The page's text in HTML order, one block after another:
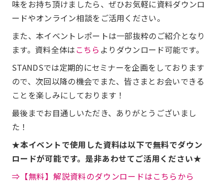
味をお持ち頂けましたら、ぜひお気軽に資料ダウンロ
ードやオンライン相談をご活用ください。
また、本イベントレポートは一部抜粋のご紹介となり
ます。資料全体はこちら よりダウンロード可能です。
STANDSでは定期的にセミナーを企画をしております
ので、次回以降の機会でまた、皆さまとお会いできる
ことを楽しみにしております！
最後までお目通しいただき、ありがとうございまし
た！
★本イベントで使用した資料は以下で無料でダウン
ロードが可能です。是非あわせてご活用ください★
⇒【無料】解説資料のダウンロードはこちらから